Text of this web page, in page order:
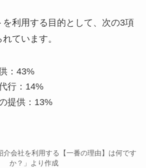
利用する目的として、次の3項
ています。
：43%
行：14%
提供：13%
介会社を利用する【一番の理由】は何です
か？」より作成